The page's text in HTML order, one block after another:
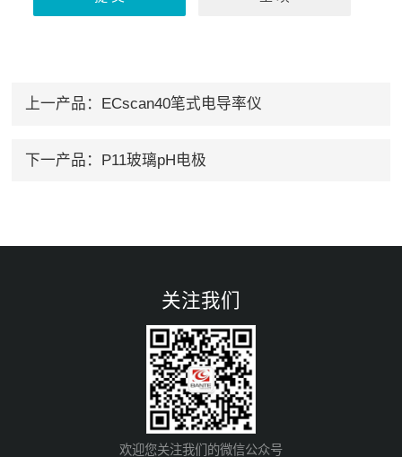
上一产品： ECscan40笔式电导率仪
下一产品： P11玻璃pH电极
关注我们
欢迎您关注我们的微信公众号